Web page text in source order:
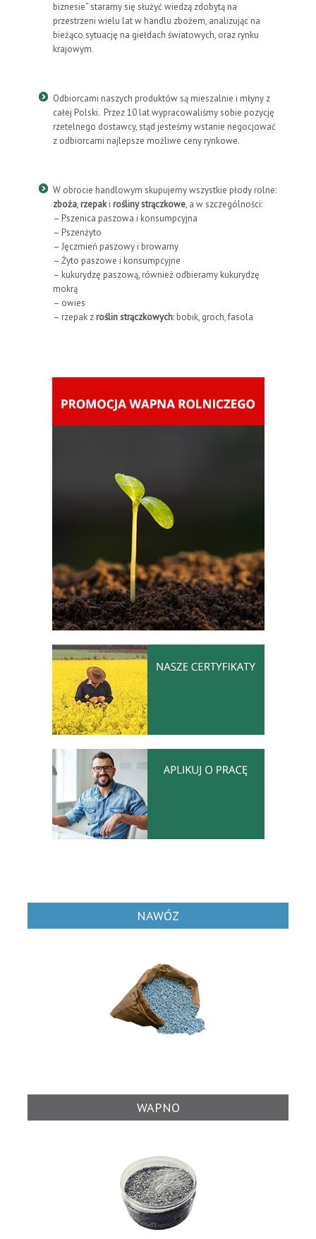
biznesie” staramy się służyć wiedzą zdobytą na
przestrzeni wielu lat w handlu zbożem, analizując na
bieżąco sytuację na giełdach światowych, oraz rynku
krajowym.
Odbiorcami naszych produktów są mieszalnie i młyny z
całej Polski. Przez 10 lat wypracowaliśmy sobie pozycję
rzetelnego dostawcy, stąd jesteśmy wstanie negocjować
z odbiorcami najlepsze możliwe ceny rynkowe.
W obrocie handlowym skupujemy wszystkie płody rolne:
zboża, rzepaki rośliny strączkowe, a w szczególności:
– Pszenica paszowa i konsumpcyjna
– Pszenżyto
– Jęczmień paszowy i browarny
– Żyto paszowe i konsumpcyjne
– kukurydzę paszową, również odbieramy kukurydzę
mokrą
– owies
– rzepak z roślin strączkowych: bobik, groch, fasola
NAWÓZ
WAPNO